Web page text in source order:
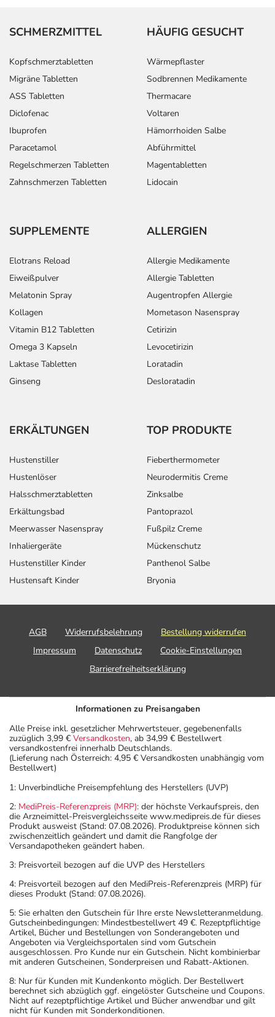
SCHMERZMITTEL
Kopfschmerztabletten
Migräne Tabletten
ASS Tabletten
Diclofenac
Ibuprofen
Paracetamol
Regelschmerzen Tabletten
Zahnschmerzen Tabletten
HÄUFIG GESUCHT
Wärmepflaster
Sodbrennen Medikamente
Thermacare
Voltaren
Hämorrhoiden Salbe
Abführmittel
Magentabletten
Lidocain
SUPPLEMENTE
Elotrans Reload
Eiweißpulver
Melatonin Spray
Kollagen
Vitamin B12 Tabletten
Omega 3 Kapseln
Laktase Tabletten
Ginseng
ALLERGIEN
Allergie Medikamente
Allergie Tabletten
Augentropfen Allergie
Mometason Nasenspray
Cetirizin
Levocetirizin
Loratadin
Desloratadin
ERKÄLTUNGEN
Hustenstiller
Hustenlöser
Halsschmerztabletten
Erkältungsbad
Meerwasser Nasenspray
Inhaliergeräte
Hustenstiller Kinder
Hustensaft Kinder
TOP PRODUKTE
Fieberthermometer
Neurodermitis Creme
Zinksalbe
Pantoprazol
Fußpilz Creme
Mückenschutz
Panthenol Salbe
Bryonia
AGB Widerrufsbelehrung
Bestellung widerrufen
Impressum
Datenschutz
Cookie-Einstellungen
Barrierefreiheitserklärung
Informationen zu Preisangaben
Alle Preise inkl. gesetzlicher Mehrwertsteuer, gegebenenfalls
zuzüglich 3,99 € Versandkosten, ab 34,99 € Bestellwert
versandkostenfrei innerhalb Deutschlands.
(Lieferung nach Österreich: 4,95 € Versandkosten unabhängig vom
Bestellwert)
1: Unverbindliche Preisempfehlung des Herstellers (UVP)
2: MediPreis-Referenzpreis (MRP): der höchste Verkaufspreis, den
die Arzneimittel-Preisvergleichsseite www.medipreis.de für dieses
Produkt ausweist (Stand: 07.08.2026). Produktpreise können sich
zwischenzeitlich geändert und damit die Rangfolge der
Versandapotheken geändert haben.
3: Preisvorteil bezogen auf die UVP des Herstellers
4: Preisvorteil bezogen auf den MediPreis-Referenzpreis (MRP) für
dieses Produkt (Stand: 07.08.2026).
5: Sie erhalten den Gutschein für Ihre erste Newsletteranmeldung.
Gutscheinbedingungen: Mindestbestellwert 49 €. Rezeptpflichtige
Artikel, Bücher und Bestellungen von Sonderangeboten und
Angeboten via Vergleichsportalen sind vom Gutschein
ausgeschlossen. Pro Kunde nur ein Gutschein. Nicht kombinierbar
mit anderen Gutscheinen, Sonderpreisen und Rabatt-Aktionen.
8: Nur für Kunden mit Kundenkonto möglich. Der Bestellwert
berechnet sich abzüglich ggf. eingelöster Gutscheine und Coupons.
Nicht auf rezeptpflichtige Artikel und Bücher anwendbar und gilt
nicht für Kunden mit Sonderkonditionen.